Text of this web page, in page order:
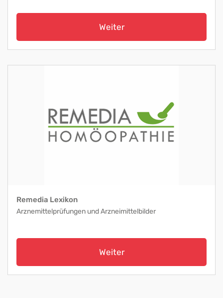
Weiter
Remedia Lexikon
Arznemittelprüfungen und Arzneimittelbilder
Weiter